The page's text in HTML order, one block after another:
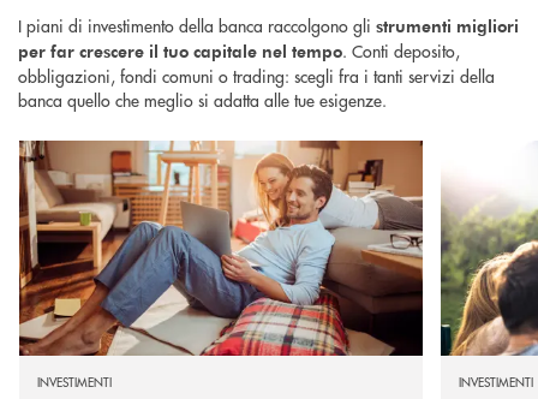
I piani di investimento della banca raccolgono gli strumenti migliori
per far crescere il tuo capitale nel tempo. Conti deposito,
obbligazioni, fondi comuni o trading: scegli fra i tanti servizi della
banca quello che meglio si adatta alle tue esigenze.
Scopri di più Conto deposito : efficace come un investimento e semplice
INVESTIMENTI INVESTIMENTI